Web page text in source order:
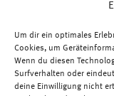
Um dir ein optimales
Cookies, um
Wenn du diesen
Surfverhalten oder
deine Einwilligung nicht
+49(0)30